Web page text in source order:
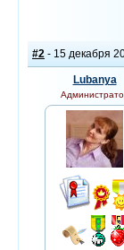
#2 - 15 декабря
Lubanya